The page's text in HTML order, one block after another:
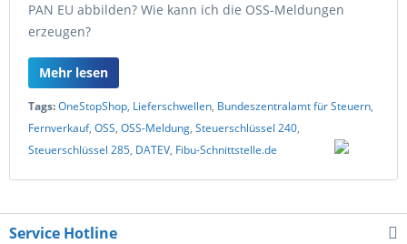
PAN EU abbilden? Wie kann ich die OSS-Meldungen
erzeugen?
Mehr lesen
Tags:OneStopShop, Lieferschwellen, Bundeszentralamt für Steuern,
Fernverkauf, OSS, OSS-Meldung, Steuerschlüssel 240,
Steuerschlüssel 285, DATEV, Fibu-Schnittstelle.de
Service Hotline